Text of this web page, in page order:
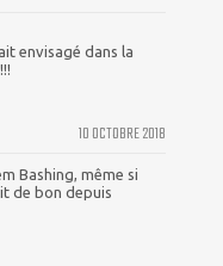
envisagé dans la
10 OCTOBRE 2018
Bashing, même si
de bon depuis